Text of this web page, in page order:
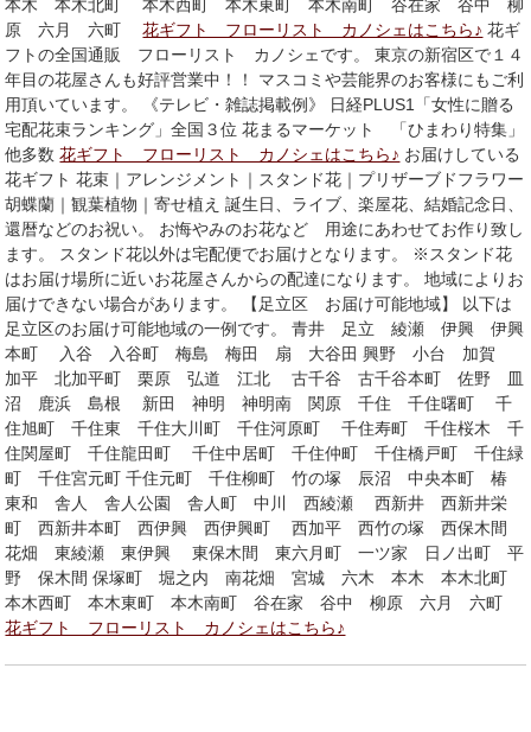
本木 本木北町 本木西町 本木東町 本木南町 谷在家 谷中 柳
原 六月 六町花ギフト フローリスト カノシェはこちら♪ 花ギ
フトの全国通販 フローリスト カノシェです。 東京の新宿区で１４
年目の花屋さんも好評営業中！！ マスコミや芸能界のお客様にもご利
用頂いています。 《テレビ・雑誌掲載例》 日経PLUS1「女性に贈る
宅配花束ランキング」全国３位 花まるマーケット 「ひまわり特集」
他多数花ギフト フローリスト カノシェはこちら♪ お届けしている
花ギフト 花束｜アレンジメント｜スタンド花｜プリザーブドフラワー
胡蝶蘭｜観葉植物｜寄せ植え 誕生日、ライブ、楽屋花、結婚記念日、
還暦などのお祝い。 お悔やみのお花など 用途にあわせてお作り致し
ます。 スタンド花以外は宅配便でお届けとなります。 ※スタンド花
はお届け場所に近いお花屋さんからの配達になります。 地域によりお
届けできない場合があります。 【足立区 お届け可能地域】 以下は
足立区のお届け可能地域の一例です。 青井 足立 綾瀬 伊興 伊興
本町 入谷 入谷町 梅島 梅田 扇 大谷田 興野 小台 加賀
加平 北加平町 栗原 弘道 江北 古千谷 古千谷本町 佐野 皿
沼 鹿浜 島根 新田 神明 神明南 関原 千住 千住曙町 千
住旭町 千住東 千住大川町 千住河原町 千住寿町 千住桜木 千
住関屋町 千住龍田町 千住中居町 千住仲町 千住橋戸町 千住緑
町 千住宮元町 千住元町 千住柳町 竹の塚 辰沼 中央本町 椿
東和 舎人 舎人公園 舎人町 中川 西綾瀬 西新井 西新井栄
町 西新井本町 西伊興 西伊興町 西加平 西竹の塚 西保木間
花畑 東綾瀬 東伊興 東保木間 東六月町 一ツ家 日ノ出町 平
野 保木間 保塚町 堀之内 南花畑 宮城 六木 本木 本木北町
本木西町 本木東町 本木南町 谷在家 谷中 柳原 六月 六町
花ギフト フローリスト カノシェはこちら♪